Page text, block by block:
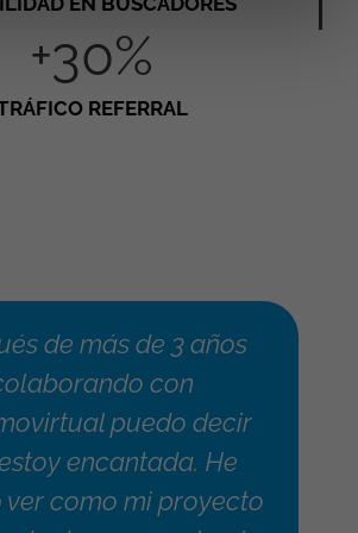
+30%
REFERRAL
de más de 3 años
con
puedo decir
encantada. He
como mi proyecto